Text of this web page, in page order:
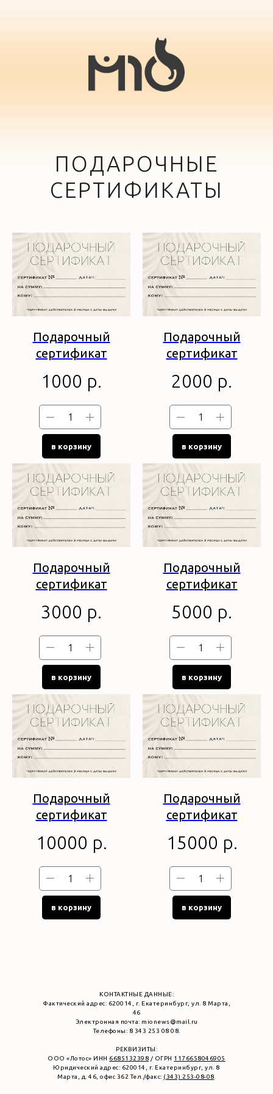
ПОДАРОЧНЫЕ
СЕРТИФИКАТЫ
Подарочный
сертификат
1000 р.
в корзину
Подарочный
сертификат
2000 р.
в корзину
Подарочный
сертификат
3000 р.
в корзину
Подарочный
сертификат
5000 р.
в корзину
Подарочный
сертификат
10000 р.
в корзину
Подарочный
сертификат
15000 р.
в корзину
КОНТАКТНЫЕ ДАННЫЕ:
Фактический адрес: 620014, г. Екатеринбург, ул. 8 Марта,
46
Электронная почта: mionews@mail.ru
Телефоны: 8 343 253 08 08.
РЕКВИЗИТЫ:
ООО «Лотос» ИНН 6685132398 / ОГРН 1176658046905
Юридический адрес: 620014, г. Екатеринбург, ул. 8
Марта, д. 46, офис 362 Тел./факс: (343) 253-08-08.